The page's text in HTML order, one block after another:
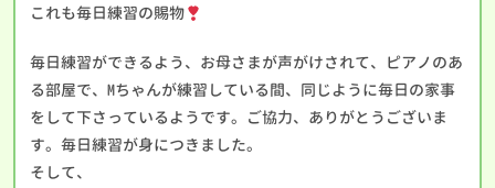
これも毎日練習の賜物
毎日練習ができるよう、お母さまが声がけされて、ピアノのあ
る部屋で、Mちゃんが練習している間、同じように毎日の家事
をして下さっているようです。ご協力、ありがとうございま
す。毎日練習が身につきました。
そして、